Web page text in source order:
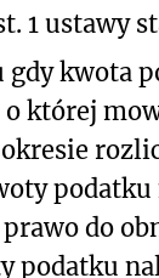
1 ustawy
gdy kwota
której
podatku
do
podatku